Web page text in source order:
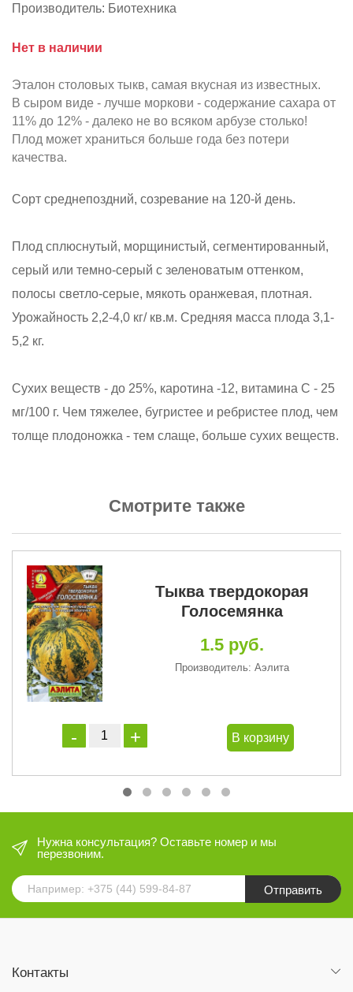
Производитель: Биотехника
Нет в наличии
Эталон столовых тыкв, самая вкусная из известных.
В сыром виде - лучше моркови - содержание сахара от
11% до 12% - далеко не во всяком арбузе столько!
Плод может храниться больше года без потери
качества.
Сорт среднепоздний, созревание на 120-й день.
Плод сплюснутый, морщинистый, сегментированный,
серый или темно-серый с зеленоватым оттенком,
полосы светло-серые, мякоть оранжевая, плотная.
Урожайность 2,2-4,0 кг/ кв.м. Средняя масса плода 3,1-
5,2 кг.
Сухих веществ - до 25%, каротина -12, витамина С - 25
мг/100 г. Чем тяжелее, бугристее и ребристее плод, чем
толще плодоножка - тем слаще, больше сухих веществ.
Смотрите также
Тыква твердокорая
Голосемянка
1.5 руб.
Производитель: Аэлита
В корзину
Нужна консультация? Оставьте номер и мы
перезвоним.
Отправить
Контакты